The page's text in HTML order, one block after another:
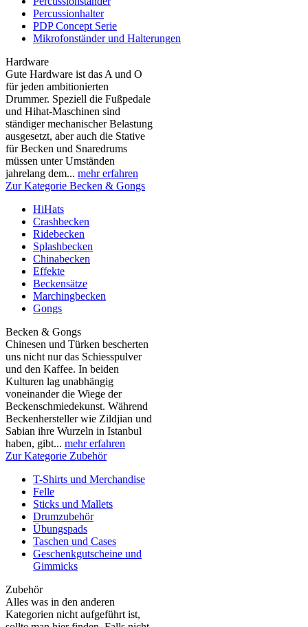
Percussionhalter
PDP Concept Serie
Mikrofonständer und Halterungen
Hardware
Gute Hardware ist das A und O
für jeden ambitionierten
Drummer. Speziell die Fußpedale
und Hihat-Maschinen sind
ständiger mechanischer Belastung
ausgesetzt, aber auch die Stative
für Becken und Snaredrums
müssen unter Umständen
jahrelang dem... mehr erfahren
Zur Kategorie Becken & Gongs
HiHats
Crashbecken
Ridebecken
Splashbecken
Chinabecken
Effekte
Beckensätze
Marchingbecken
Gongs
Becken & Gongs
Chinesen und Türken bescherten
uns nicht nur das Schiesspulver
und den Kaffee. In beiden
Kulturen lag unabhängig
voneinander die Wiege der
Beckenschmiedekunst. Während
Beckenhersteller wie Zildjian und
Sabian ihre Wurzeln in Istanbul
haben, gibt... mehr erfahren
Zur Kategorie Zubehör
T-Shirts und Merchandise
Felle
Sticks und Mallets
Drumzubehör
Übungspads
Taschen und Cases
Geschenkgutscheine und
Gimmicks
Zubehör
Alles was in den anderen
Kategorien nicht aufgeführt ist,